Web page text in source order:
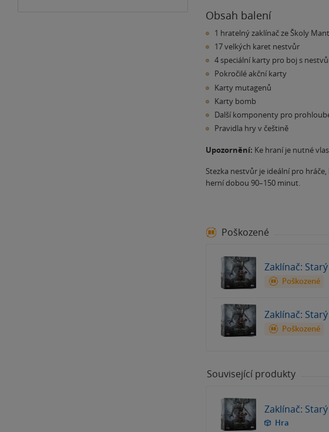
Obsah balení
1 hratelný zaklínač ze Školy
17 velkých karet nestvůr
4 speciální karty pro boj s
Pokročilé akční karty
Karty mutagenů
Karty bomb
Další komponenty pro
Pravidla hry v češtině
Upozornění: Ke hraní je nutné
Stezka nestvůr je ideální pro
herní dobou 90–150 minut.
Poškozené
Zaklínač:
Poškozené
Zaklínač:
Poškozené
Související produkty
Zaklínač:
Hra